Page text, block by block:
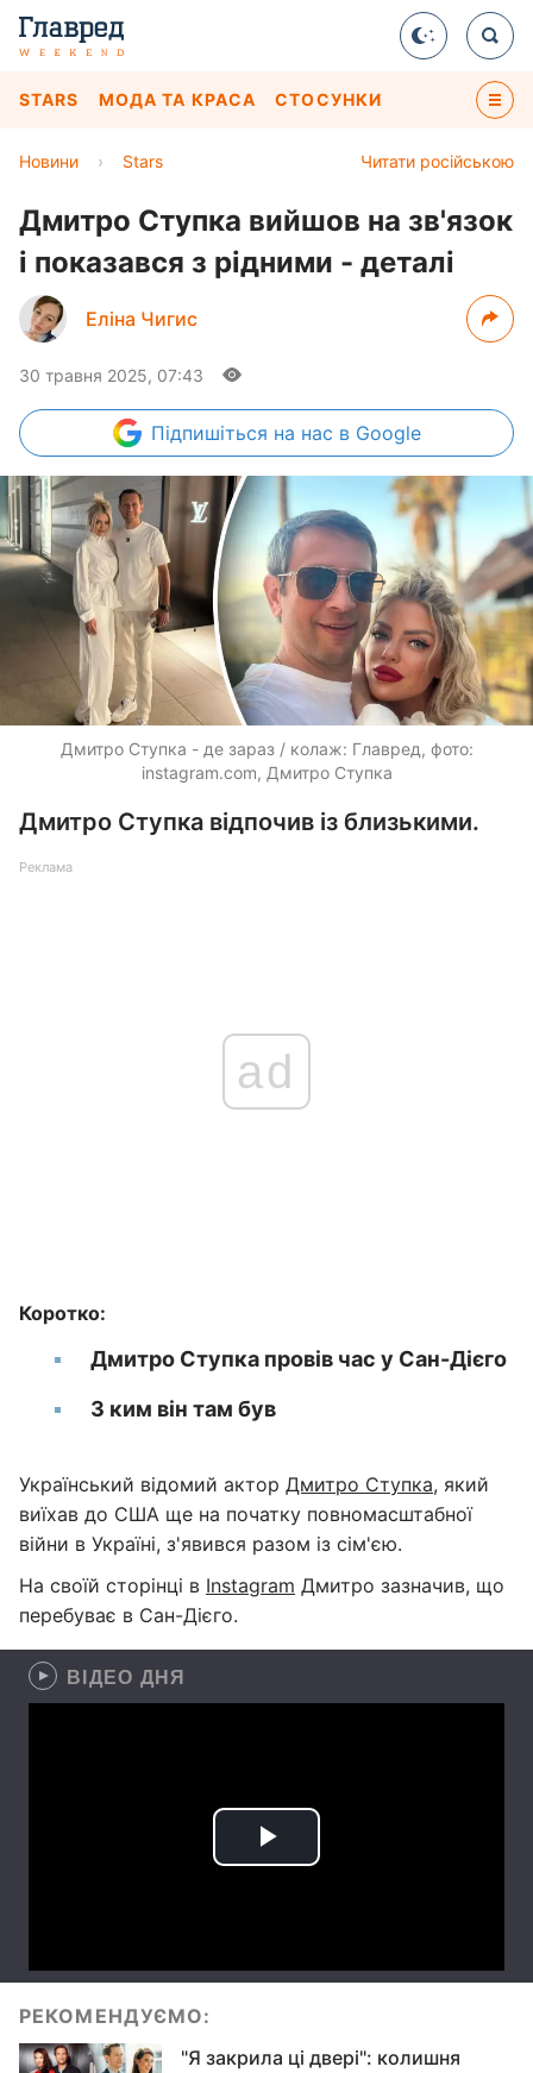
STARS МОДА ТА КРАСА СТОСУНКИ
Читати російською
Новини › Stars
Дмитро Ступка вийшов на зв'язок
і показався з рідними - деталі
Еліна Чигис
30 травня 2025, 07:43
Підпишіться на нас в Google
Дмитро Ступка - де зараз / колаж: Главред, фото:
instagram.com, Дмитро Ступка
Дмитро Ступка відпочив із близькими.
Реклама
ad
Коротко:
Дмитро Ступка провів час у Сан-Дієго
З ким він там був
Український відомий актор Дмитро Ступка, який
виїхав до США ще на початку повномасштабної
війни в Україні, з'явився разом із сім'єю.
На своїй сторінці в Instagram Дмитро зазначив, що
перебуває в Сан-Дієго.
ВІДЕО ДНЯ
РЕКОМЕНДУЄМО:
"Я закрила ці двері": колишня